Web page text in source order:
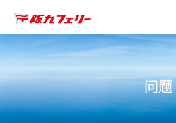
问题